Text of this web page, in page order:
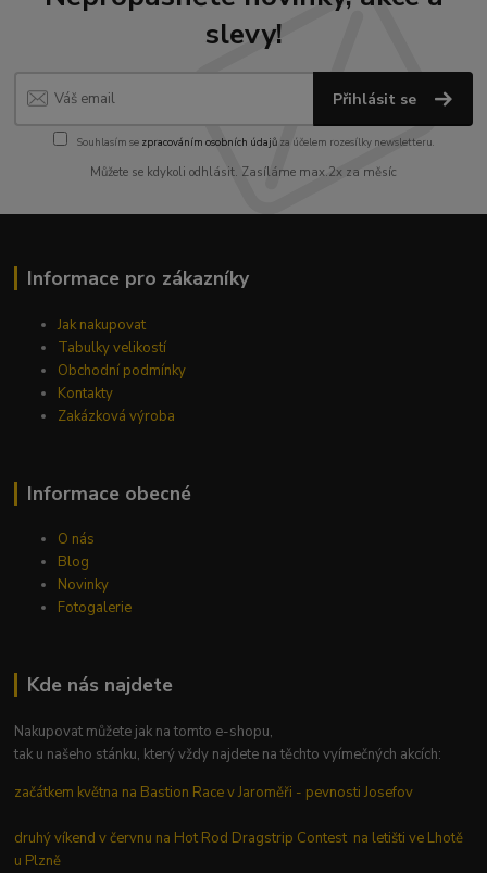
slevy!
Přihlásit se
Souhlasím se zpracováním osobních údajůza účelem rozesílky newsletteru.
Můžete se kdykoli odhlásit. Zasíláme max.2x za měsíc
Informace pro zákazníky
Jak nakupovat
Tabulky velikostí
Obchodní podmínky
Kontakty
Zakázková výroba
Informace obecné
O nás
Blog
Novinky
Fotogalerie
Kde nás najdete
Nakupovat můžete jak na tomto e-shopu,
tak u našeho stánku, který vždy najdete na těchto vyímečných akcích:
začátkem května na Bastion Race v Jaroměři - pevnosti Josefov
druhý víkend v červnu na Hot Rod Dragstrip Contest na letišti ve Lhotě
u Plzně